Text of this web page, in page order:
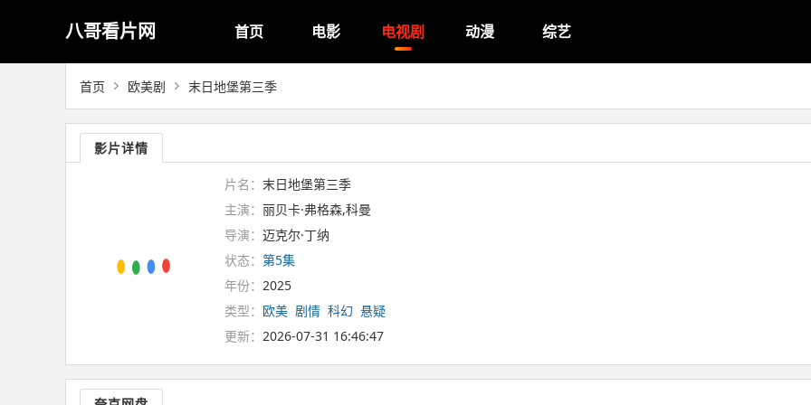
八哥看片网 首页 电影 电视剧 动漫 综艺
首页 欧美剧 末日地堡第三季
影片详情
片名： 末日地堡第三季
主演： 丽贝卡·弗格森,科曼
导演： 迈克尔·丁纳
状态： 第5集
年份： 2025
类型： 欧美 剧情 科幻 悬疑
更新： 2026-07-31 16:46:47